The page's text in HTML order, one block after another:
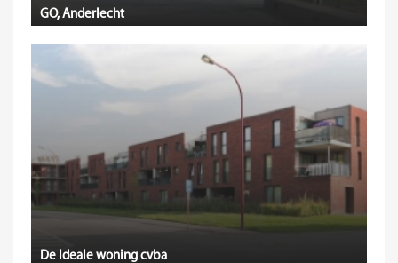
GO, Anderlecht
De Ideale woning cvba